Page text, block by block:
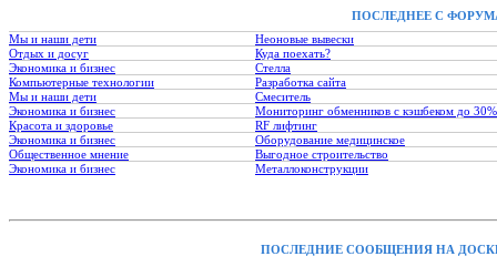
ПОСЛЕДНЕЕ С
Мы и наши дети
Неоновые вывески
Отдых и досуг
Куда поехать?
Экономика и бизнес
Стелла
Компьютерные технологии
Разработка сайта
Мы и наши дети
Смеситель
Экономика и бизнес
Мониторинг обменников с кэшбеком до 30%
Красота и здоровье
RF лифтинг
Экономика и бизнес
Оборудование медицинское
Общественное мнение
Выгодное строительство
Экономика и бизнес
Металлоконструкции
ПОСЛЕДНИЕ СООБЩЕНИЯ НА